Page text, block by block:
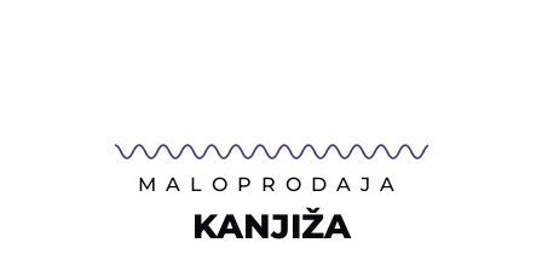
MALOPRODAJA
KANJIŽA